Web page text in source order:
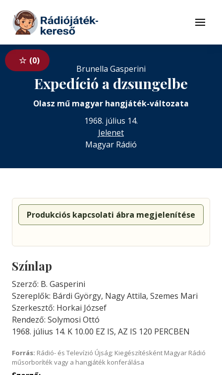
Tovább a tartalomhoz
Menü
0
Brunella Gasperini
Expedíció a dzsungelbe
Olasz mű magyar hangjáték-változata
1968. július 14.
Jelenet
Magyar Rádió
Produkciós kapcsolati ábra megjelenítése
Színlap
Szerző: B. Gasperini
Szereplők: Bárdi György, Nagy Attila, Szemes Mari
Szerkesztő: Horkai József
Rendező: Solymosi Ottó
1968. július 14. K 10.00 EZ IS, AZ IS 120 PERCBEN
Forrás: Rádió- és Televízió Újság; Kiegészítésként Magyar Rádió
műsorboríték vagy a hangjáték konferálása